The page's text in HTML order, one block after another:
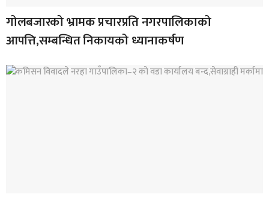
गोलबजारको भ्रामक प्रचारप्रति नगरपालिकाको
आपत्ति,सम्बन्धित निकायको ध्यानाकर्षण